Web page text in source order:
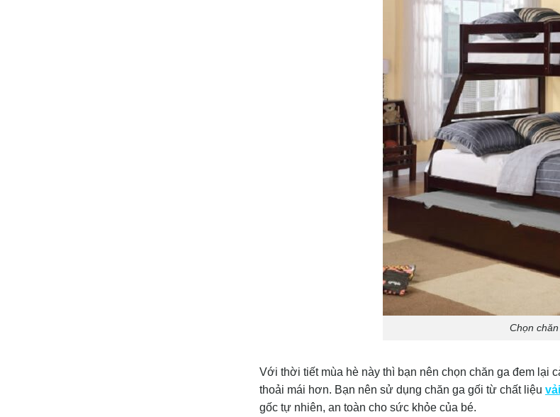
Chọn
Với thời tiết mùa hè này thì bạn nên chọn chăn ga đem lại
thoải mái hơn. Bạn nên sử dụng chăn ga gối từ chất liệu
gốc tự nhiên, an toàn cho sức khỏe của bé.